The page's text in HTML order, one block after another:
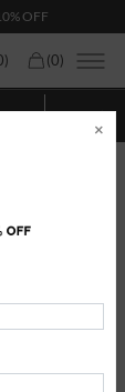
OFF
) (0)
MostraFiltri
×